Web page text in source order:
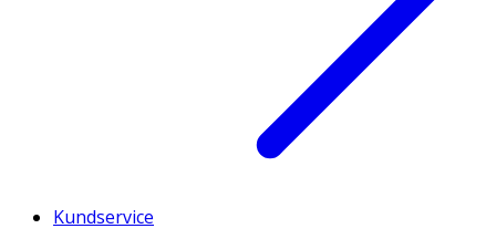
Kundservice